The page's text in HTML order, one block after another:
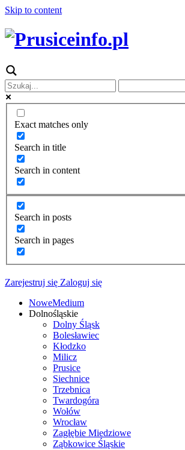
Skip to content
Exact matches only
Search in title
Search in content
Search in posts
Search in pages
Zarejestruj się Zaloguj się
NoweMedium
Dolnośląskie
Dolny Śląsk
Bolesławiec
Kłodzko
Milicz
Prusice
Siechnice
Trzebnica
Twardogóra
Wołów
Wrocław
Zagłębie Miedziowe
Ząbkowice Śląskie